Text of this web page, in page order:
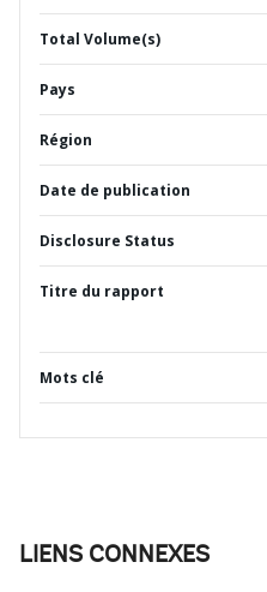
Total Volume(s)
Pays
Région
Date de publication
Disclosure Status
Titre du rapport
Mots clé
LIENS CONNEXES